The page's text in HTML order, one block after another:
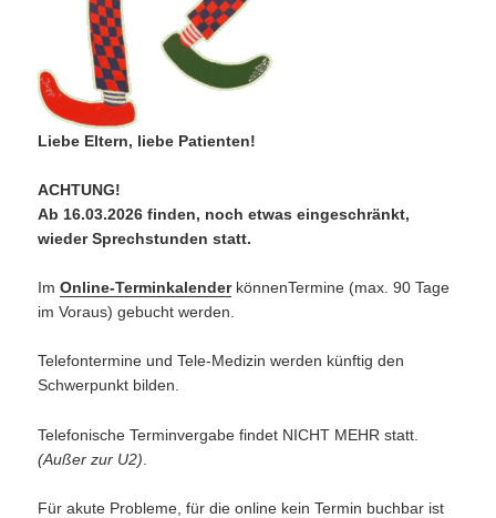
Liebe Eltern, liebe Patienten!
ACHTUNG!
Ab 16.03.2026 finden, noch etwas eingeschränkt,
wieder Sprechstunden statt.
ImOnline-Terminkalender könnenTermine (max. 90 Tage
im Voraus) gebucht werden.
Telefontermine und Tele-Medizin werden künftig den
Schwerpunkt bilden.
Telefonische Terminvergabe findet NICHT MEHR statt.
(Außer zur U2)
Für akute Probleme, für die online kein Termin buchbar ist